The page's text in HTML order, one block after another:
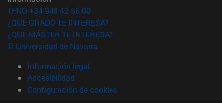
TFNO +34 948 42 56 00
¿QUÉ GRADO TE INTERESA?
¿QUÉ MÁSTER TE INTERESA?
© Universidad de Navarra
Información legal
Accesibilidad
Configuración de cookies